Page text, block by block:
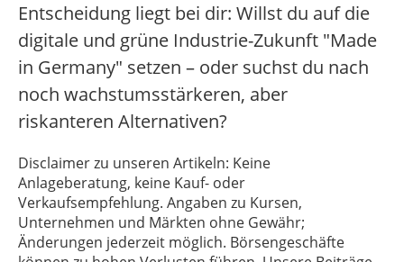
Entscheidung liegt bei dir: Willst du auf die
digitale und grüne Industrie-Zukunft "Made
in Germany" setzen – oder suchst du nach
noch wachstumsstärkeren, aber
riskanteren Alternativen?
Disclaimer zu unseren Artikeln: Keine
Anlageberatung, keine Kauf- oder
Verkaufsempfehlung. Angaben zu Kursen,
Unternehmen und Märkten ohne Gewähr;
Änderungen jederzeit möglich. Börsengeschäfte